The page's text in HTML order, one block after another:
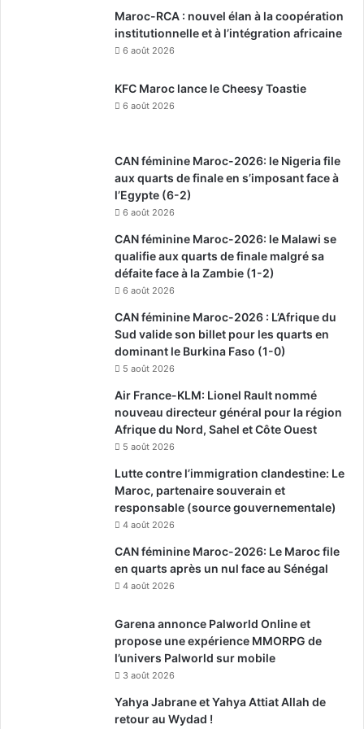
Maroc-RCA : nouvel élan à la coopération
institutionnelle et à l’intégration africaine
6 août 2026
KFC Maroc lance le Cheesy Toastie
6 août 2026
CAN féminine Maroc-2026: le Nigeria file
aux quarts de finale en s’imposant face à
l’Egypte (6-2)
6 août 2026
CAN féminine Maroc-2026: le Malawi se
qualifie aux quarts de finale malgré sa
défaite face à la Zambie (1-2)
6 août 2026
CAN féminine Maroc-2026 : L’Afrique du
Sud valide son billet pour les quarts en
dominant le Burkina Faso (1-0)
5 août 2026
Air France-KLM: Lionel Rault nommé
nouveau directeur général pour la région
Afrique du Nord, Sahel et Côte Ouest
5 août 2026
Lutte contre l’immigration clandestine: Le
Maroc, partenaire souverain et
responsable (source gouvernementale)
4 août 2026
CAN féminine Maroc-2026: Le Maroc file
en quarts après un nul face au Sénégal
4 août 2026
Garena annonce Palworld Online et
propose une expérience MMORPG de
l’univers Palworld sur mobile
3 août 2026
Yahya Jabrane et Yahya Attiat Allah de
retour au Wydad !